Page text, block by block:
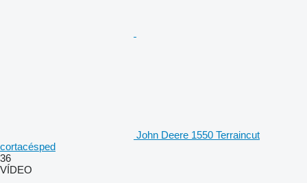
John Deere 1550 Terraincut
cortacésped
36
VÍDEO